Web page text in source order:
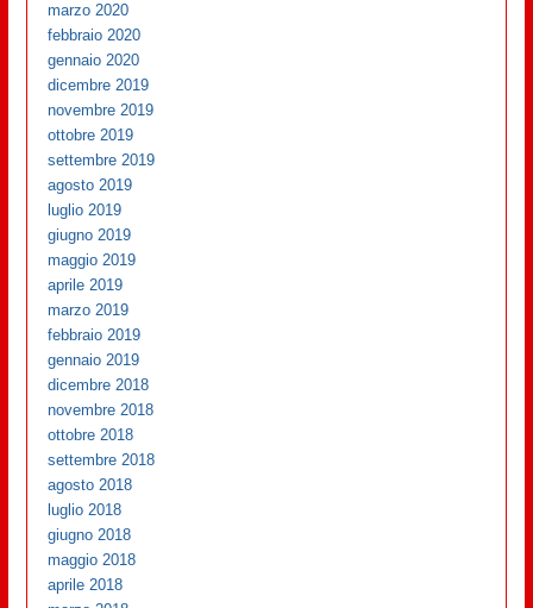
marzo 2020
febbraio 2020
gennaio 2020
dicembre 2019
novembre 2019
ottobre 2019
settembre 2019
agosto 2019
luglio 2019
giugno 2019
maggio 2019
aprile 2019
marzo 2019
febbraio 2019
gennaio 2019
dicembre 2018
novembre 2018
ottobre 2018
settembre 2018
agosto 2018
luglio 2018
giugno 2018
maggio 2018
aprile 2018